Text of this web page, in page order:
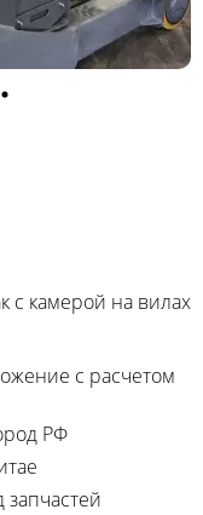
с камерой на вилах
с расчетом
РФ
запчастей